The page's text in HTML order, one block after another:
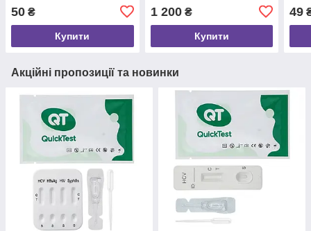
50 ₴
Купити
1 200₴
Купити
49
Акційні пропозиції та новинки